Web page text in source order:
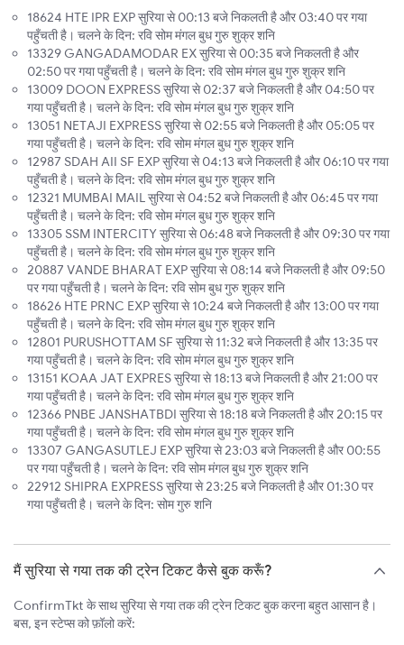
18624 HTE IPR EXP सुरिया से 00:13 बजे निकलती है और 03:40 पर गया
पहुँचती है। चलने के दिन: रवि सोम मंगल बुध गुरु शुक्र शनि
13329 GANGADAMODAR EX सुरिया से 00:35 बजे निकलती है और
02:50 पर गया पहुँचती है। चलने के दिन: रवि सोम मंगल बुध गुरु शुक्र शनि
13009 DOON EXPRESS सुरिया से 02:37 बजे निकलती है और 04:50 पर
गया पहुँचती है। चलने के दिन: रवि सोम मंगल बुध गुरु शुक्र शनि
13051 NETAJI EXPRESS सुरिया से 02:55 बजे निकलती है और 05:05 पर
गया पहुँचती है। चलने के दिन: रवि सोम मंगल बुध गुरु शुक्र शनि
12987 SDAH AII SF EXP सुरिया से 04:13 बजे निकलती है और 06:10 पर गया
पहुँचती है। चलने के दिन: रवि सोम मंगल बुध गुरु शुक्र शनि
12321 MUMBAI MAIL सुरिया से 04:52 बजे निकलती है और 06:45 पर गया
पहुँचती है। चलने के दिन: रवि सोम मंगल बुध गुरु शुक्र शनि
13305 SSM INTERCITY सुरिया से 06:48 बजे निकलती है और 09:30 पर गया
पहुँचती है। चलने के दिन: रवि सोम मंगल बुध गुरु शुक्र शनि
20887 VANDE BHARAT EXP सुरिया से 08:14 बजे निकलती है और 09:50
पर गया पहुँचती है। चलने के दिन: रवि सोम बुध गुरु शुक्र शनि
18626 HTE PRNC EXP सुरिया से 10:24 बजे निकलती है और 13:00 पर गया
पहुँचती है। चलने के दिन: रवि सोम मंगल बुध गुरु शुक्र शनि
12801 PURUSHOTTAM SF सुरिया से 11:32 बजे निकलती है और 13:35 पर
गया पहुँचती है। चलने के दिन: रवि सोम मंगल बुध गुरु शुक्र शनि
13151 KOAA JAT EXPRES सुरिया से 18:13 बजे निकलती है और 21:00 पर
गया पहुँचती है। चलने के दिन: रवि सोम मंगल बुध गुरु शुक्र शनि
12366 PNBE JANSHATBDI सुरिया से 18:18 बजे निकलती है और 20:15 पर
गया पहुँचती है। चलने के दिन: रवि सोम मंगल बुध गुरु शुक्र शनि
13307 GANGASUTLEJ EXP सुरिया से 23:03 बजे निकलती है और 00:55
पर गया पहुँचती है। चलने के दिन: रवि सोम मंगल बुध गुरु शुक्र शनि
22912 SHIPRA EXPRESS सुरिया से 23:25 बजे निकलती है और 01:30 पर
गया पहुँचती है। चलने के दिन: सोम गुरु शनि
मैं सुरिया से गया तक की ट्रेन टिकट कैसे बुक करूँ?
ConfirmTkt के साथ सुरिया से गया तक की ट्रेन टिकट बुक करना बहुत आसान है।
बस, इन स्टेप्स को फ़ॉलो करें: